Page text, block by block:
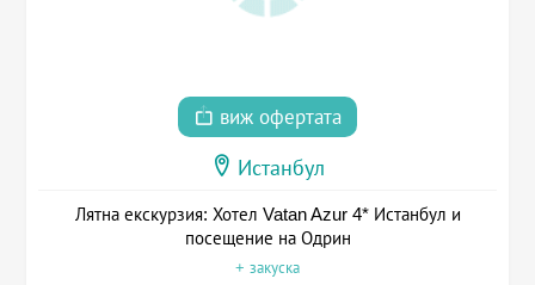
виж офертата
Истанбул
Лятна екскурзия: Хотел Vatan Azur 4* Истанбул и
посещение на Одрин
+ закуска